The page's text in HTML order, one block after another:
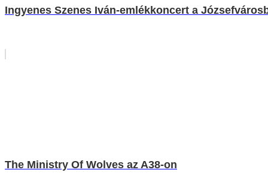
Ingyenes Szenes Iván-emlékkoncert a
The Ministry Of Wolves az A38-on